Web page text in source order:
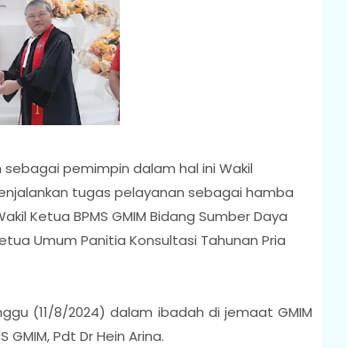
pemimpin dalam hal ini Wakil
tugas pelayanan sebagai hamba
Ketua BPMS GMIM Bidang Sumber Daya
Umum Panitia Konsultasi Tahunan Pria
(11/8/2024) dalam ibadah di jemaat GMIM
Pdt Dr Hein Arina.